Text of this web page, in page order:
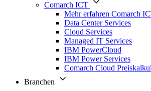
Comarch ICT
Mehr erfahren Comarch
Data Center Services
Cloud Services
Managed IT Services
IBM PowerCloud
IBM Power Services
Comarch Cloud
Branchen